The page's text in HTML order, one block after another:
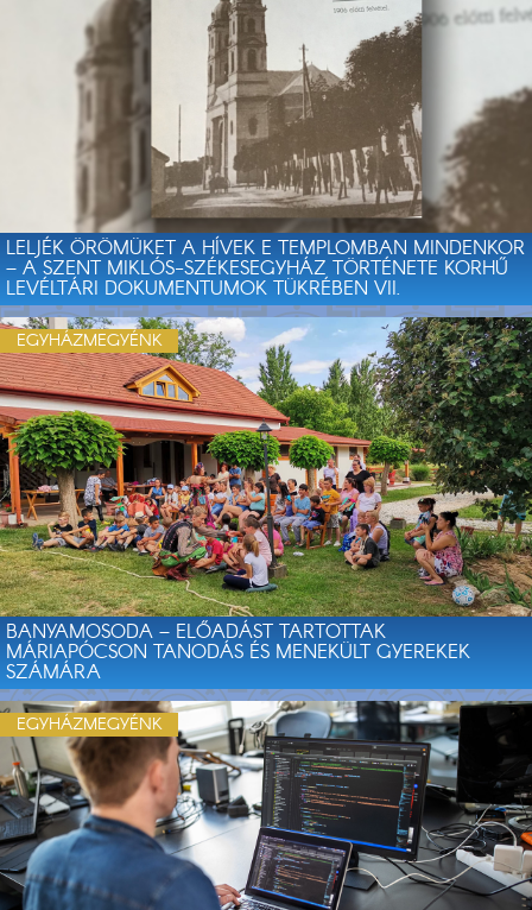
LELJÉK ÖRÖMÜKET A HÍVEK E TEMPLOMBAN MINDENKOR
– A SZENT MIKLÓS-SZÉKESEGYHÁZ TÖRTÉNETE KORHŰ
LEVÉLTÁRI DOKUMENTUMOK TÜKRÉBEN VII.
BANYAMOSODA – ELŐADÁST TARTOTTAK
MÁRIAPÓCSON TANODÁS ÉS MENEKÜLT GYEREKEK
SZÁMÁRA
EGYHÁZMEGYÉNK
EGYHÁZMEGYÉNK